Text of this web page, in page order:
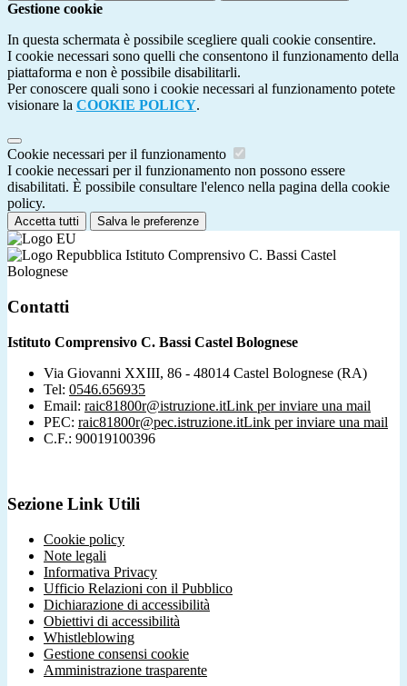
Gestione cookie
In questa schermata è possibile scegliere quali cookie consentire.
I cookie necessari sono quelli che consentono il funzionamento della
piattaforma e non è possibile disabilitarli.
Per conoscere quali sono i cookie necessari al funzionamento potete
visionare la COOKIE POLICY.
Cookie necessari per il funzionamento
I cookie necessari per il funzionamento non possono essere
disabilitati. È possibile consultare l'elenco nella pagina della cookie
policy.
Accetta tutti Salva le preferenze
Istituto Comprensivo C. Bassi Castel
Bolognese
Contatti
Istituto Comprensivo C. Bassi Castel Bolognese
Via Giovanni XXIII, 86 - 48014 Castel Bolognese (RA)
Tel: 0546.656935
Email: raic81800r@istruzione.itLink per inviare una mail
PEC: raic81800r@pec.istruzione.itLink per inviare una mail
C.F.: 90019100396
Sezione Link Utili
Cookie policy
Note legali
Informativa Privacy
Ufficio Relazioni con il Pubblico
Dichiarazione di accessibilità
Obiettivi di accessibilità
Whistleblowing
Gestione consensi cookie
Amministrazione trasparente